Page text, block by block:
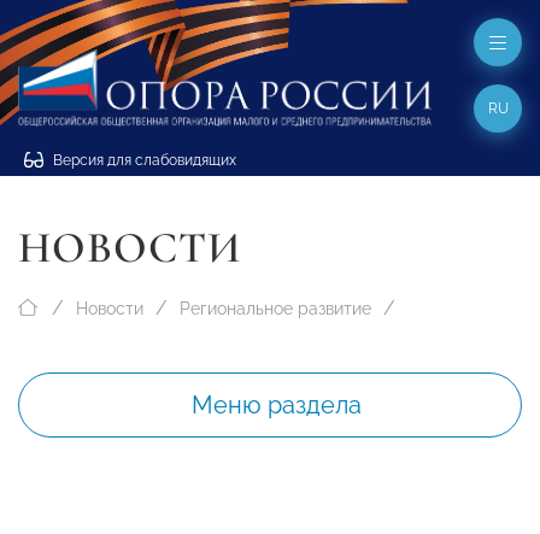
Версия для слабовидящих
RU
НОВОСТИ
Новости Региональное развитие
Меню раздела